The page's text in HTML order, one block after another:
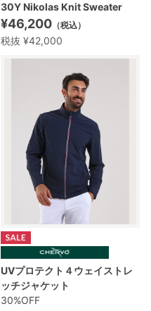
30Y Nikolas Knit Sweater
¥46,200 （税込）
税抜 ¥42,000
UVプロテクト４ウェイストレ
ッチジャケット
30%OFF